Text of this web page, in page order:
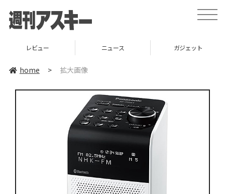
toggle
レビュー ニュース ガジェット
home > 拡大画像